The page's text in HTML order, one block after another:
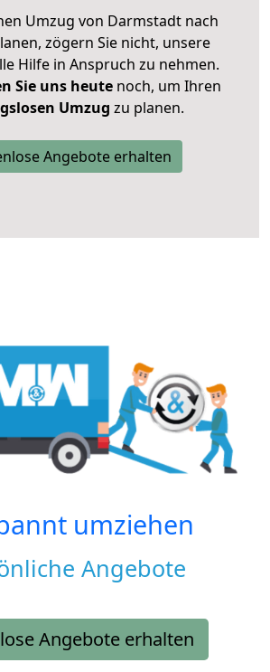
Umzug von Darmstadt nach
zögern Sie nicht, unsere
Hilfe in Anspruch zu nehmen.
Sie uns heutenoch, um Ihren
Umzug zu planen.
Angebote erhalten
umziehen
Angebote
Angebote erhalten